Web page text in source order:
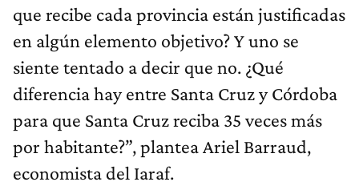
que recibe cada provincia están justificadas
en algún elemento objetivo? Y uno se
siente tentado a decir que no. ¿Qué
diferencia hay entre Santa Cruz y Córdoba
para que Santa Cruz reciba 35 veces más
por habitante?”, plantea Ariel Barraud,
economista del Iaraf.